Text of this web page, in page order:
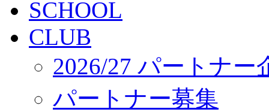
SCHOOL
CLUB
2026/27 パートナー
パートナー募集